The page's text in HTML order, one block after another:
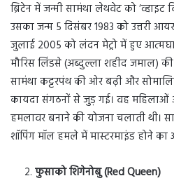
ब्रिटेन में जन्मी सामंथा लेथवेट को ‘व्हाइट
उसका जन्म 5 दिसंबर 1983 को उत्तरी
जुलाई 2005 को लंदन मेट्रो में हुए
मौरिस लिंडसे (अब्दुल्ला शहीद जमाल)
सामंथा कट्टरपंथ की ओर बढ़ी और
कायदा संगठनों से जुड़ गई। वह महिलाओं
हमलावर बनाने की योजना चलाती थी।
शॉपिंग मॉल हमले में मास्टरमाइंड होने का
फुसाको शिगेनोबु (Red Queen)